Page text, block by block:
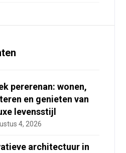
pererenan: wonen,
en genieten van
levensstijl
4, 2026
architectuur in